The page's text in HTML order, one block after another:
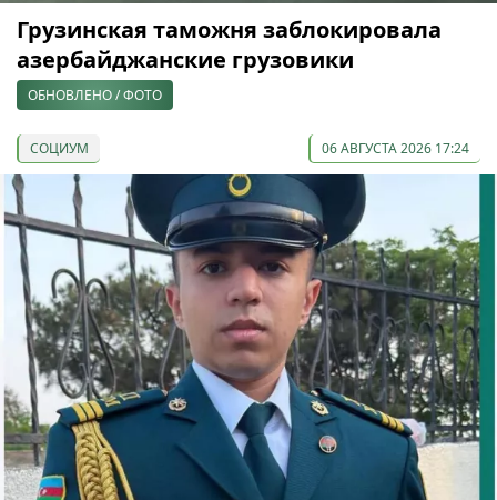
Грузинская таможня заблокировала
азербайджанские грузовики
ОБНОВЛЕНО / ФОТО
СОЦИУМ 06 АВГУСТА 2026 17:24